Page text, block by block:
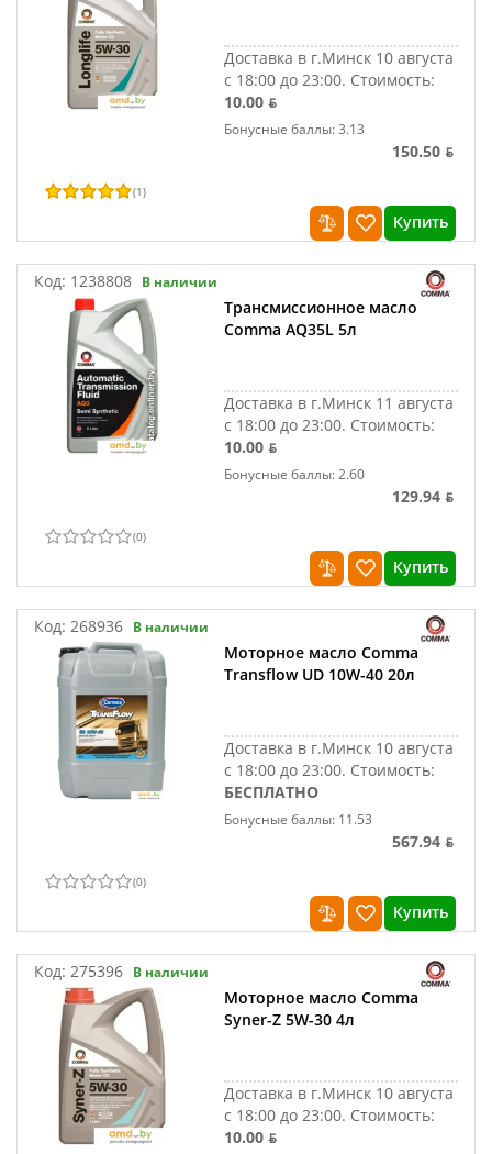
Доставка в г.Минск 10 августа
с 18:00 до 23:00. Стоимость:
10.00 ƃ
Бонусные баллы: 3.13
150.50 ƃ
(1)
Купить
Код: 1238808 В наличии
Трансмиссионное масло
Comma AQ35L 5л
Доставка в г.Минск 11 августа
с 18:00 до 23:00. Стоимость:
10.00 ƃ
Бонусные баллы: 2.60
129.94 ƃ
(0)
Купить
Код: 268936 В наличии
Моторное масло Comma
Transflow UD 10W-40 20л
Доставка в г.Минск 10 августа
с 18:00 до 23:00. Стоимость:
БЕСПЛАТНО
Бонусные баллы: 11.53
567.94 ƃ
(0)
Купить
Код: 275396 В наличии
Моторное масло Comma
Syner-Z 5W-30 4л
Доставка в г.Минск 10 августа
с 18:00 до 23:00. Стоимость:
10.00 ƃ